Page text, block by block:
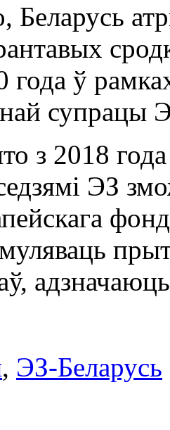
Беларусь
года ў
супрацы
з 2018
ЭЗ
, ЭЗ-Беларусь